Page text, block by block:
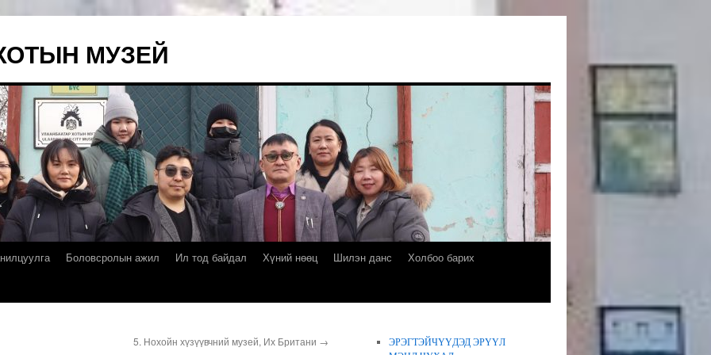
МУЗЕЙ
Боловсролын ажил Ил тод байдал Хүний нөөц Шилэн данс
Холбоо барих
5. Нохойн хүзүүвчний музей, Их Британи →
ЭРЭГТЭЙЧҮҮДЭД ЭРҮҮЛ